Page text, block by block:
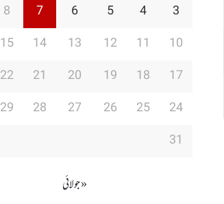
3
4
5
6
7
8
10
11
12
13
14
15
17
18
19
20
21
22
24
25
26
27
28
29
31
« جولائی